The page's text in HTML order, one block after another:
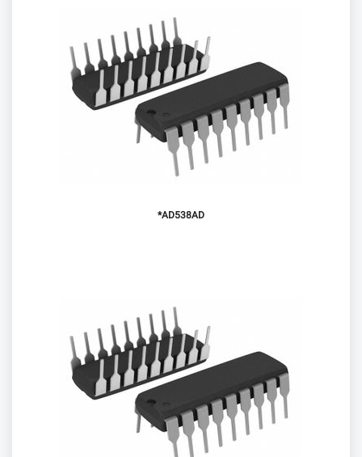
AD538AD*